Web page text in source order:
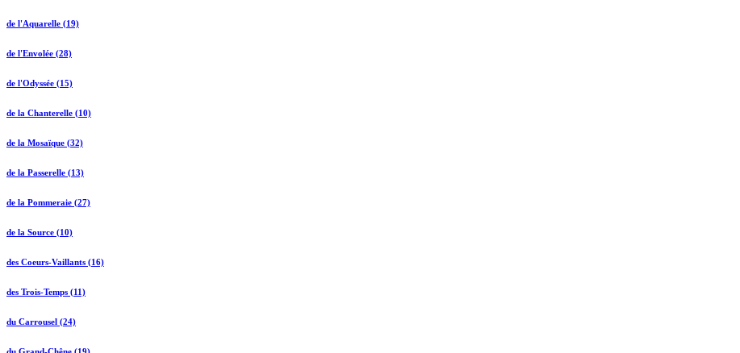
de l'Aquarelle (19)
de l'Envolée (28)
de l'Odyssée (15)
de la Chanterelle (10)
de la Mosaïque (32)
de la Passerelle (13)
de la Pommeraie (27)
de la Source (10)
des Coeurs-Vaillants (16)
des Trois-Temps (11)
du Carrousel (24)